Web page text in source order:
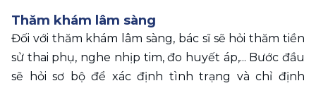
Thăm khám lâm sàng
Đối với thăm khám lâm sàng, bác sĩ sẽ hỏi thăm tiền
sử thai phụ, nghe nhịp tim, đo huyết áp,... Bước đầu
sẽ hỏi sơ bộ để xác định tình trạng và chỉ định